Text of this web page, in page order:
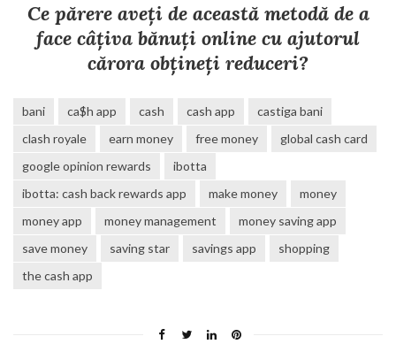
Ce părere aveți de această metodă de a
face câțiva bănuți online cu ajutorul
cărora obțineți reduceri?
bani ca$h app cash cash app
castiga bani
clash royale
earn money free money
global cash card
google opinion rewards
ibotta
ibotta: cash back rewards app
make money
money
money app
money management
money saving app
save money
saving star savings app
shopping
the cash app